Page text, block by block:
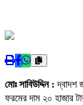
মোঃ সাবিউদ্দিন :দ্বাদশ
ফরমের দাম ২০ হাজার